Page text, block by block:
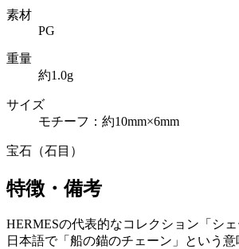
素材
PG
重量
約1.0g
サイズ
モチーフ：約10mm×6mm
宝石（石目）
特徴・備考
HERMESの代表的なコレクション「シェ
日本語で「船の錨のチェーン」という意